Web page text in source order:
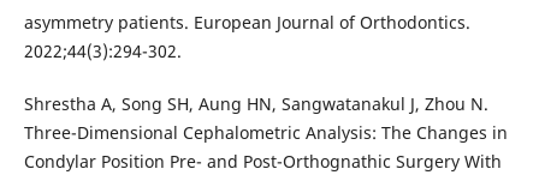
asymmetry patients. European Journal of Orthodontics.
2022;44(3):294-302.
Shrestha A, Song SH, Aung HN, Sangwatanakul J, Zhou N.
Three-Dimensional Cephalometric Analysis: The Changes in
Condylar Position Pre- and Post-Orthognathic Surgery With